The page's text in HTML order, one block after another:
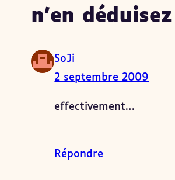
n’en
SoJi
2 septembre 2009
effectivement…
Répondre